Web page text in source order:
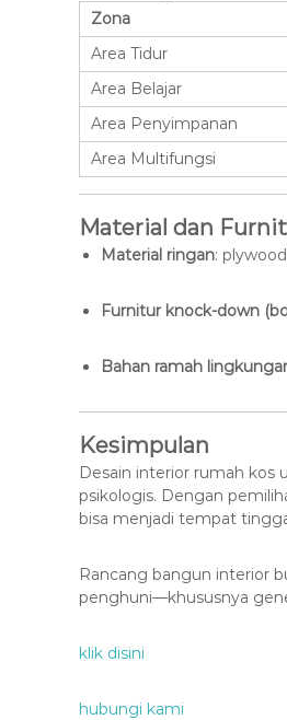
Zona
Area Tidur
Area Belajar
Area Penyimpanan
Area Multifungsi
Material dan
Material ringan:
Furnitur knock-down
Bahan ramah
Kesimpulan
Desain interior rumah kos
psikologis. Dengan
bisa menjadi tempat
Rancang bangun interior
penghuni—khususnya
klik disini
hubungi kami